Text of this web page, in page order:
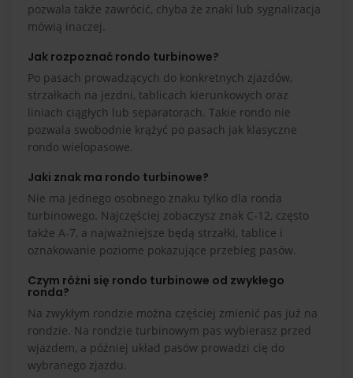
pozwala także zawrócić, chyba że znaki lub sygnalizacja
mówią inaczej.
Jak rozpoznać rondo turbinowe?
Po pasach prowadzących do konkretnych zjazdów,
strzałkach na jezdni, tablicach kierunkowych oraz
liniach ciągłych lub separatorach. Takie rondo nie
pozwala swobodnie krążyć po pasach jak klasyczne
rondo wielopasowe.
Jaki znak ma rondo turbinowe?
Nie ma jednego osobnego znaku tylko dla ronda
turbinowego. Najczęściej zobaczysz znak C-12, często
także A-7, a najważniejsze będą strzałki, tablice i
oznakowanie poziome pokazujące przebieg pasów.
Czym różni się rondo turbinowe od zwykłego
ronda?
Na zwykłym rondzie można częściej zmienić pas już na
rondzie. Na rondzie turbinowym pas wybierasz przed
wjazdem, a później układ pasów prowadzi cię do
wybranego zjazdu.